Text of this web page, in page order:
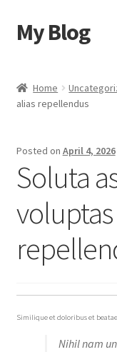
Skip
to
Skip
to
My Blog
Cart
Checkout
My account
Sample Page
Shop
Home
alias repellendus
Posted on April 4, 2026
Soluta
Similique et doloribus et
Nihil nam